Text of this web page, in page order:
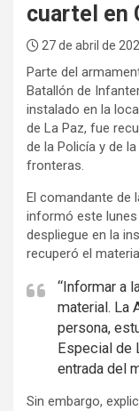
cuartel en
27 de abril de
Parte del
Batallón de
instalado en la
de La Paz, fue
de la Policía y de
fronteras.
El comandante de
informó este
despliegue en la
recuperó el
“Informar a
material. La
persona,
Especial de
entrada del
Sin embargo,